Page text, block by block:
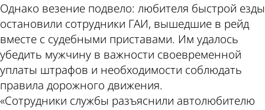
Однако везение подвело: любителя быстрой езды
остановили сотрудники ГАИ, вышедшие в рейд
вместе с судебными приставами. Им удалось
убедить мужчину в важности своевременной
уплаты штрафов и необходимости соблюдать
правила дорожного движения.
«Сотрудники службы разъяснили автолюбителю